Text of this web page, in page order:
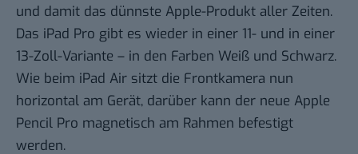
und damit das dünnste Apple-Produkt aller Zeiten.
Das iPad Pro gibt es wieder in einer 11- und in einer
13-Zoll-Variante – in den Farben Weiß und Schwarz.
Wie beim iPad Air sitzt die Frontkamera nun
horizontal am Gerät, darüber kann der neue Apple
Pencil Pro magnetisch am Rahmen befestigt
werden.